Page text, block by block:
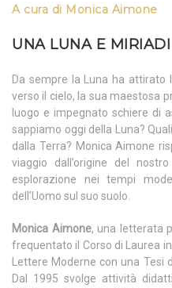
A cura di Monica Aimone
UNA LUNA E
Da sempre la Luna ha attirato
verso il cielo, la sua maestosa
luogo e impegnato schiere di
sappiamo oggi della Luna?
dalla Terra? Monica Aimone
viaggio dall’origine del
esplorazione nei tempi
dell’Uomo sul suo suolo.
Monica Aimone, una letterata
frequentato il Corso di Laurea
Lettere Moderne con una Tesi
Dal 1995 svolge attività